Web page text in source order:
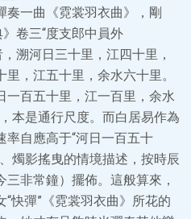
奏一曲《霓裳羽衣曲》，剛
卷三“度支郎中員外
溯河日三十里，江四十里，
，江五十里，余水六十里。
一百五十里，江一百里，余水
本是通行尺度。而白居易作為
率自應高于“河日一百五十
燭影搖曳的情境描述，按時辰
非常鐘）擺佈。這般算來，
快彈”《霓裳羽衣曲》所花的